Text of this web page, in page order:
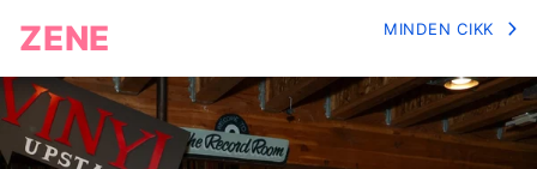
ZENE MINDEN CIKK